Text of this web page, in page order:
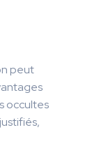
peut
occultes